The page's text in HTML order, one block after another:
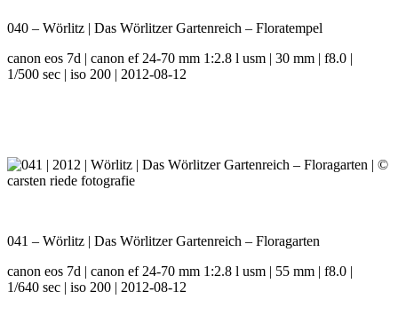
040 – Wörlitz | Das Wörlitzer Gartenreich – Floratempel
canon eos 7d | canon ef 24-70 mm 1:2.8 l usm | 30 mm | f8.0 |
1/500 sec | iso 200 | 2012-08-12
041 – Wörlitz | Das Wörlitzer Gartenreich – Floragarten
canon eos 7d | canon ef 24-70 mm 1:2.8 l usm | 55 mm | f8.0 |
1/640 sec | iso 200 | 2012-08-12